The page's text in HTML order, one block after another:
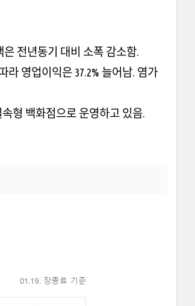
전년동기 대비 소폭 감소함.
영업이익은 37.2% 늘어남. 염가
형 백화점으로 운영하고 있음.